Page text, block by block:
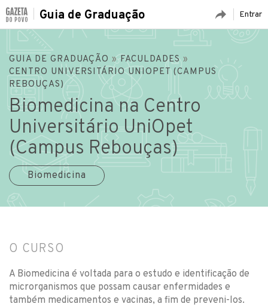
Entrar
Guia de Graduação
GUIA DE GRADUAÇÃO »FACULDADES»
CENTRO UNIVERSITÁRIO UNIOPET (CAMPUS
REBOUÇAS)
Biomedicina na Centro
Universitário UniOpet
(Campus Rebouças)
Biomedicina
O CURSO
A Biomedicina é voltada para o estudo e identificação de
microrganismos que possam causar enfermidades e
também medicamentos e vacinas, a fim de preveni-los.